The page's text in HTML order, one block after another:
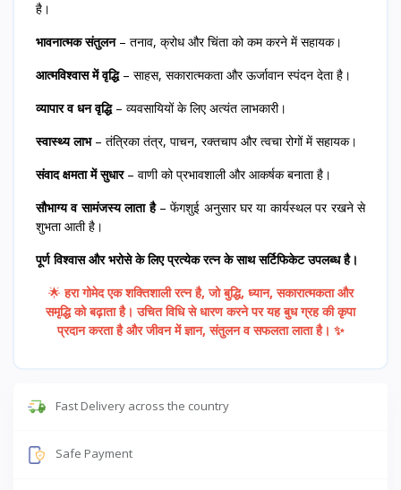
है।
भावनात्मक संतुलन– तनाव, क्रोध और चिंता को कम करने में सहायक।
आत्मविश्वास में वृद्धि– साहस, सकारात्मकता और ऊर्जावान स्पंदन देता है।
व्यापार व धन वृद्धि– व्यवसायियों के लिए अत्यंत लाभकारी।
स्वास्थ्य लाभ– तंत्रिका तंत्र, पाचन, रक्तचाप और त्वचा रोगों में सहायक।
संवाद क्षमता में सुधार– वाणी को प्रभावशाली और आकर्षक बनाता है।
सौभाग्य व सामंजस्य लाता है– फेंगशुई अनुसार घर या कार्यस्थल पर रखने से
शुभता आती है।
पूर्ण विश्वास और भरोसे के लिए प्रत्येक रत्न के साथ सर्टिफिकेट उपलब्ध है।
🌟हरा गोमेद एक शक्तिशाली रत्न है, जो बुद्धि, ध्यान, सकारात्मकता और
समृद्धि को बढ़ाता है। उचित विधि से धारण करने पर यह बुध ग्रह की कृपा
प्रदान करता है और जीवन में ज्ञान, संतुलन व सफलता लाता है। ✨
Fast Delivery across the country
Safe Payment